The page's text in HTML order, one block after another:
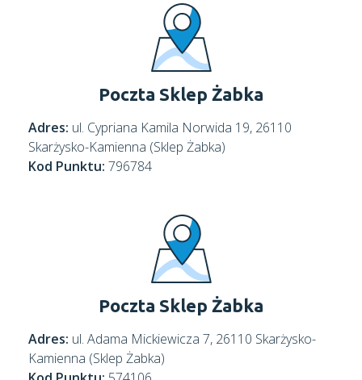
Poczta Sklep Żabka
Adres: ul. Cypriana Kamila Norwida 19, 26110
Skarżysko-Kamienna (Sklep Żabka)
Kod Punktu: 796784
Poczta Sklep Żabka
Adres: ul. Adama Mickiewicza 7, 26110 Skarżysko-
Kamienna (Sklep Żabka)